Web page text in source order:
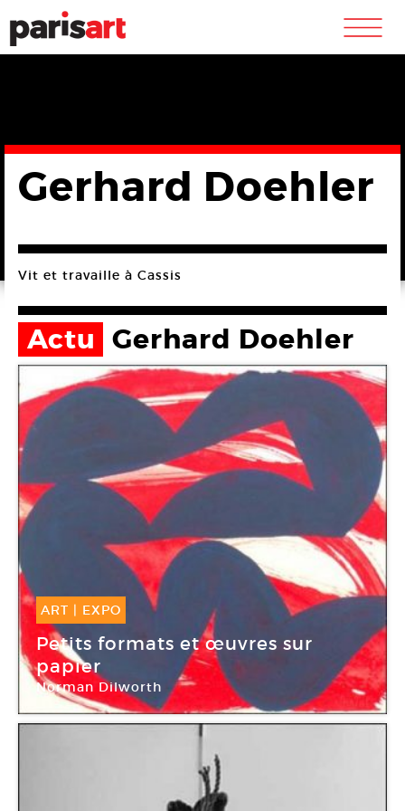
m
Gerhard Doehler
Vit et travaille à Cassis
Actu Gerhard Doehler
ART EXPO
08 Déc -23 Jan 2016
Petits formats et œuvres sur
papier
Norman Dilworth
Galerie Oniris